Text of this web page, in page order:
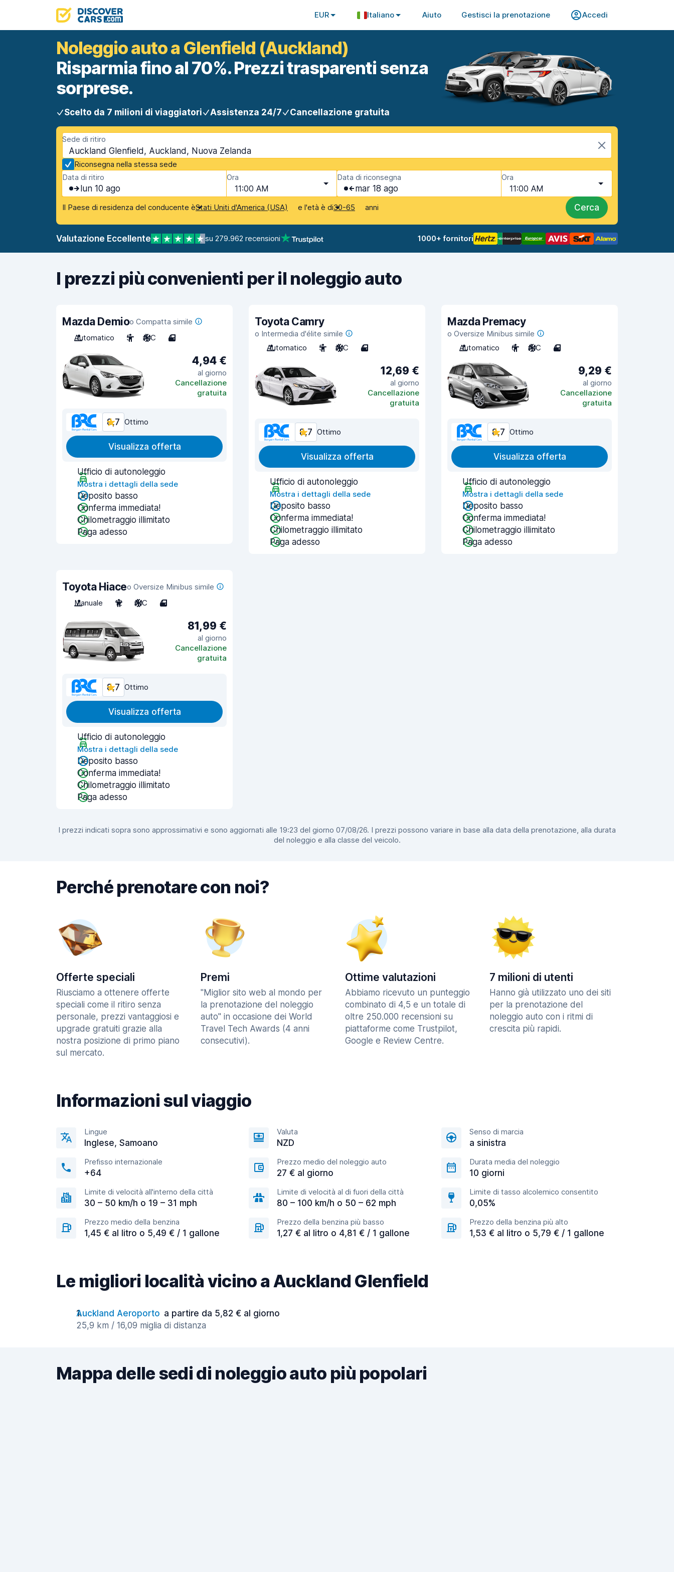
EUR Italiano Aiuto Gestisci la prenotazione Accedi
Noleggio auto a Glenfield (Auckland)
Risparmia fino al 70%. Prezzi trasparenti senza
sorprese.
Scelto da 7 milioni di viaggiatori Assistenza 24/7 Cancellazione gratuita
Sede di ritiro
Auckland Glenfield, Auckland, Nuova Zelanda
Riconsegna nella stessa sede
Data di ritiro
lun 10 ago
Ora
11:00 AM
Data di riconsegna
mar 18 ago
Ora
11:00 AM
Il Paese di residenza del conducente èStati Uniti d'America (USA) e l'età è di30-65 anni Cerca
Valutazione Eccellente su 279.962 recensioni 1000+ fornitori
I prezzi più convenienti per il noleggio auto
Mazda Demioo Compatta simile
Automatico
5 A/C 4
4,94 €
al giorno
Cancellazione
gratuita
8,7 Ottimo
Visualizza offerta
Ufficio di autonoleggio
Mostra i dettagli della sede
Deposito basso
Conferma immediata!
Chilometraggio illimitato
Paga adesso
Toyota Camry
o Intermedia d'élite simile
Automatico
5 A/C 4
12,69 €
al giorno
Cancellazione
gratuita
8,7 Ottimo
Visualizza offerta
Ufficio di autonoleggio
Mostra i dettagli della sede
Deposito basso
Conferma immediata!
Chilometraggio illimitato
Paga adesso
Mazda Premacy
o Oversize Minibus simile
Automatico
6 A/C 4
9,29 €
al giorno
Cancellazione
gratuita
8,7 Ottimo
Visualizza offerta
Ufficio di autonoleggio
Mostra i dettagli della sede
Deposito basso
Conferma immediata!
Chilometraggio illimitato
Paga adesso
Toyota Hiaceo Oversize Minibus simile
Manuale
12 A/C 4
81,99 €
al giorno
Cancellazione
gratuita
8,7 Ottimo
Visualizza offerta
Ufficio di autonoleggio
Mostra i dettagli della sede
Deposito basso
Conferma immediata!
Chilometraggio illimitato
Paga adesso
I prezzi indicati sopra sono approssimativi e sono aggiornati alle 19:23 del giorno 07/08/26. I prezzi possono variare in base alla data della prenotazione, alla durata
del noleggio e alla classe del veicolo.
Perché prenotare con noi?
Offerte speciali
Riusciamo a ottenere offerte
speciali come il ritiro senza
personale, prezzi vantaggiosi e
upgrade gratuiti grazie alla
nostra posizione di primo piano
sul mercato.
Premi
"Miglior sito web al mondo per
la prenotazione del noleggio
auto" in occasione dei World
Travel Tech Awards (4 anni
consecutivi).
Ottime valutazioni
Abbiamo ricevuto un punteggio
combinato di 4,5 e un totale di
oltre 250.000 recensioni su
piattaforme come Trustpilot,
Google e Review Centre.
7 milioni di utenti
Hanno già utilizzato uno dei siti
per la prenotazione del
noleggio auto con i ritmi di
crescita più rapidi.
Informazioni sul viaggio
Lingue
Inglese, Samoano
Valuta
NZD
Senso di marcia
a sinistra
Prefisso internazionale
+64
Prezzo medio del noleggio auto
27 € al giorno
Durata media del noleggio
10 giorni
Limite di velocità all'interno della città
30 – 50 km/h o 19 – 31 mph
Limite di velocità al di fuori della città
80 – 100 km/h o 50 – 62 mph
Limite di tasso alcolemico consentito
0,05%
Prezzo medio della benzina
1,45 € al litro o 5,49 € / 1 gallone
Prezzo della benzina più basso
1,27 € al litro o 4,81 € / 1 gallone
Prezzo della benzina più alto
1,53 € al litro o 5,79 € / 1 gallone
Le migliori località vicino a Auckland Glenfield
Auckland Aeroporto a partire da 5,82 € al giorno
25,9 km / 16,09 miglia di distanza
Mappa delle sedi di noleggio auto più popolari